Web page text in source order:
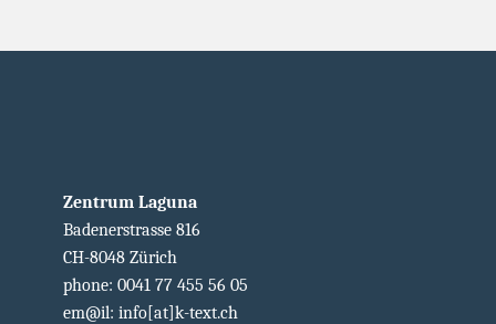
Zentrum Laguna
Badenerstrasse 816
CH-8048 Zürich
phone: 0041 77 455 56 05
em@il: info[at]k-text.ch